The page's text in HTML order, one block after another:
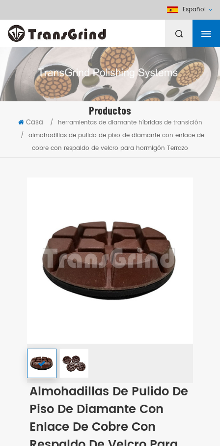
Español
Productos
Casa /
herramientas de diamante híbridas de transición
/ almohadillas de pulido de piso de diamante con enlace de
cobre con respaldo de velcro para hormigón Terrazo
Almohadillas De Pulido De
Piso De Diamante Con
Enlace De Cobre Con